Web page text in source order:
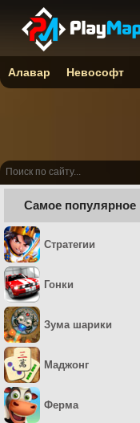
Самое популярное
Стратегии
Гонки
Зума шарики
Маджонг
Ферма
Алавар Невософт